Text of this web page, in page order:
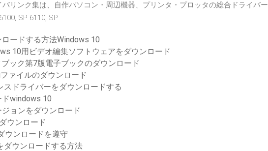
バリンク集は、自作パソコン・周辺機器、プリンタ・プロッタの総合ドライバー
SP 6110, SP
ードする方法Windows 10
10用ビデオ編集ソフトウェアをダウンロード
ック第7版電子ブックのダウンロード
ァイルのダウンロード
スドライバーをダウンロードする
windows 10
ョンをダウンロード
ウンロード
ウンロードを遵守
ダウンロードする方法